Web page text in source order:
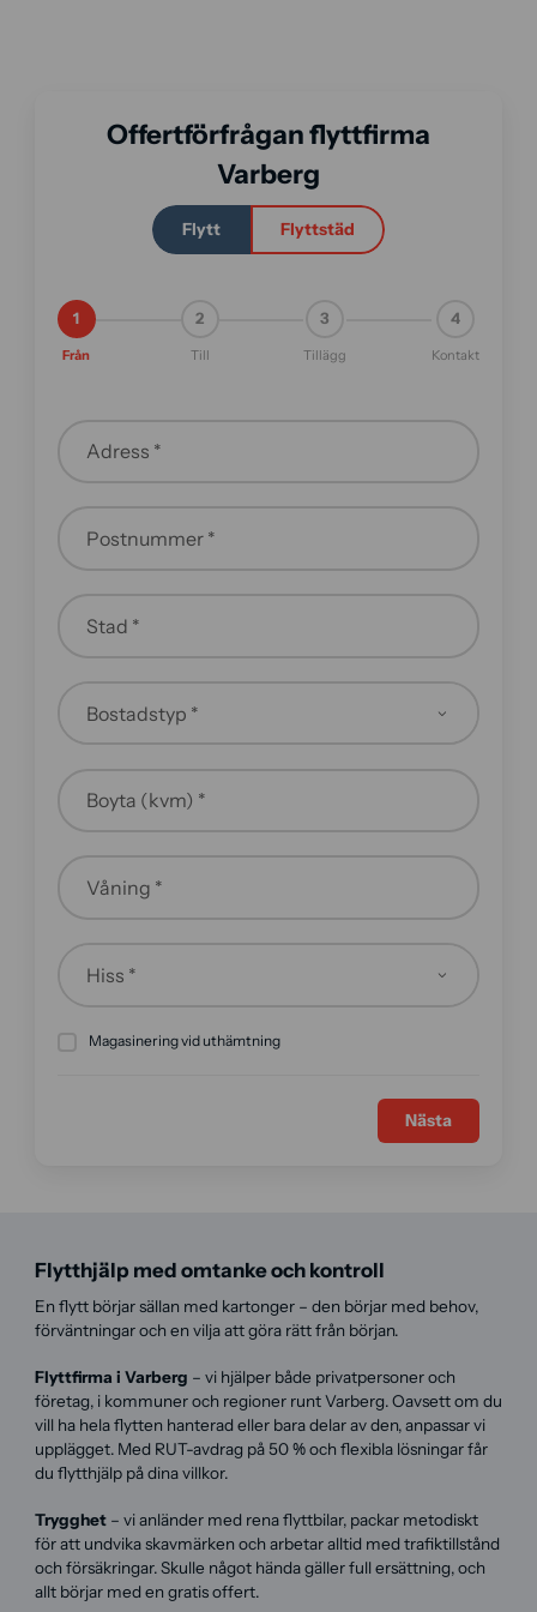
Offertförfrågan flyttfirma
Varberg
Flytt Flyttstäd
1
Från
2
Till
3
Tillägg
4
Kontakt
Adress *
Postnummer *
Stad *
Boyta (kvm) *
Våning *
Magasinering vid uthämtning
Nästa
Flytthjälp med omtanke och kontroll
En flytt börjar sällan med kartonger – den börjar med behov,
förväntningar och en vilja att göra rätt från början.
Flyttfirma i Varberg – vi hjälper både privatpersoner och
företag, i kommuner och regioner runt Varberg. Oavsett om du
vill ha hela flytten hanterad eller bara delar av den, anpassar vi
upplägget. Med RUT-avdrag på 50 % och flexibla lösningar får
du flytthjälp på dina villkor.
Trygghet– vi anländer med rena flyttbilar, packar metodiskt
för att undvika skavmärken och arbetar alltid med trafiktillstånd
och försäkringar. Skulle något hända gäller full ersättning, och
allt börjar med en gratis offert.